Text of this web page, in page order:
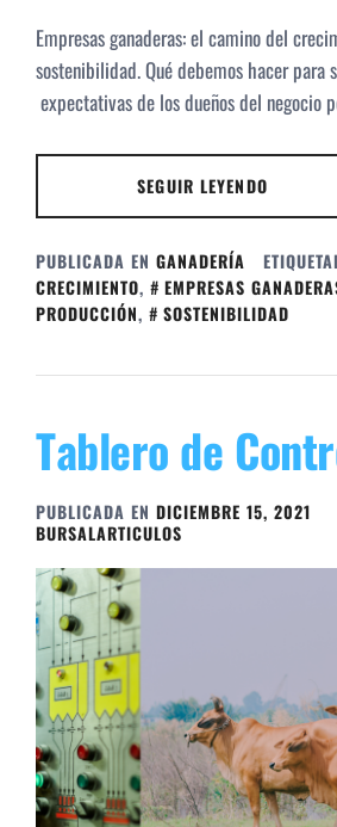
Empresas ganaderas: el camino del
sostenibilidad. Qué debemos hacer para
expectativas de los dueños del negocio
SEGUIR LEYENDO
PUBLICADA EN GANADERÍA
CRECIMIENTO, EMPRESAS
PRODUCCIÓN, SOSTENIBILIDAD
Tablero de
PUBLICADA EN DICIEMBRE 15, 2021
BURSALARTICULOS